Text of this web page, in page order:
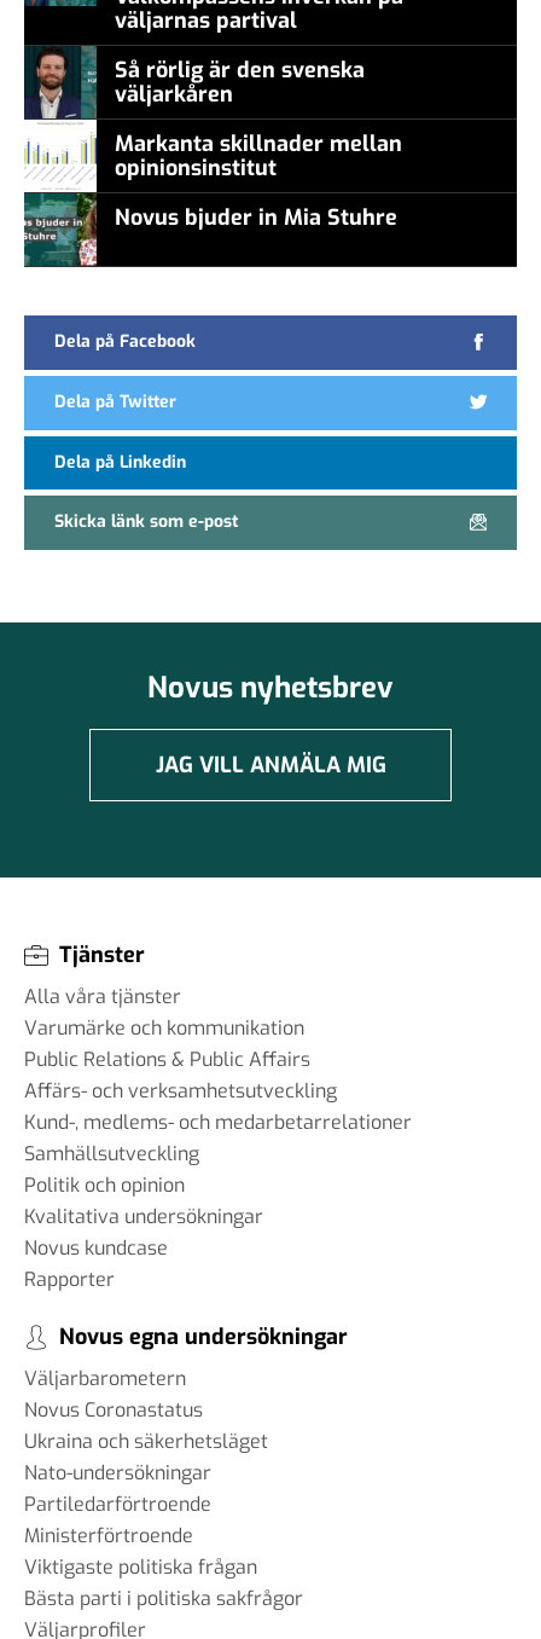
väljarnas partival
Så rörlig är den svenska
väljarkåren
Markanta skillnader mellan
opinionsinstitut
Novus bjuder in Mia Stuhre
Dela på Facebook
Dela på Twitter
Dela på Linkedin
Skicka länk som e-post
Novus nyhetsbrev
JAG VILL ANMÄLA MIG
Tjänster
Alla våra tjänster
Varumärke och kommunikation
Public Relations & Public Affairs
Affärs- och verksamhetsutveckling
Kund-, medlems- och medarbetarrelationer
Samhällsutveckling
Politik och opinion
Kvalitativa undersökningar
Novus kundcase
Rapporter
Novus egna undersökningar
Väljarbarometern
Novus Coronastatus
Ukraina och säkerhetsläget
Nato-undersökningar
Partiledarförtroende
Ministerförtroende
Viktigaste politiska frågan
Bästa parti i politiska sakfrågor
Väljarprofiler